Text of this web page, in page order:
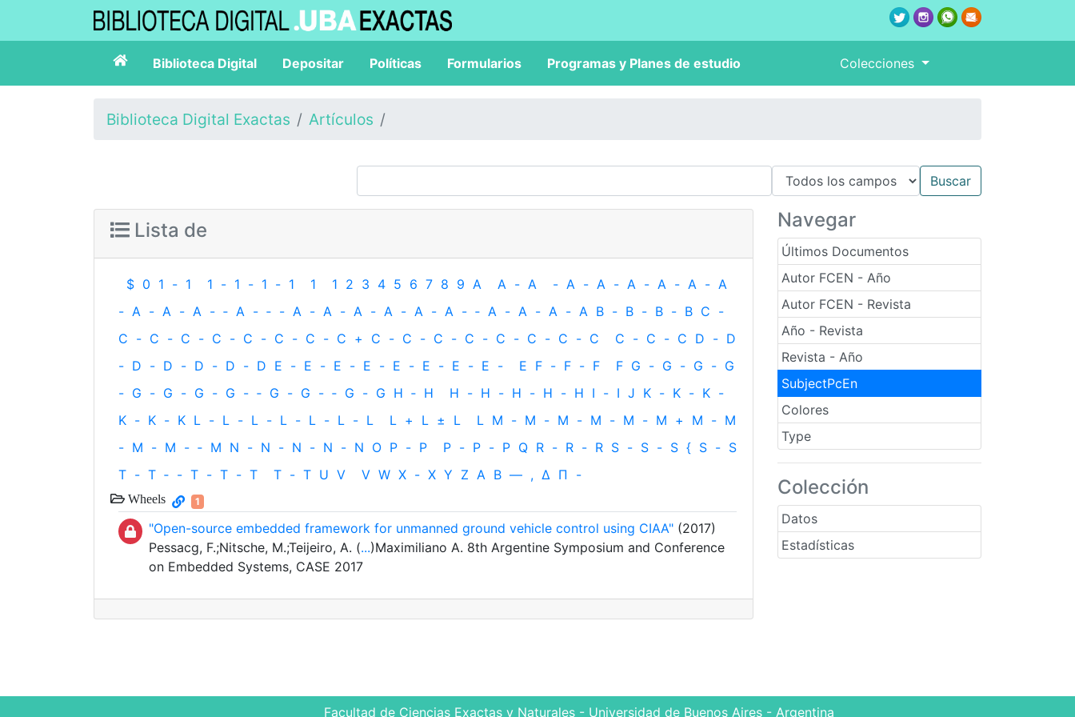
Biblioteca Digital Depositar Políticas Formularios Programas y Planes de estudio Colecciones
Biblioteca Digital Exactas Artículos
Navegar
Últimos Documentos
Autor FCEN - Año
Autor FCEN - Revista
Año - Revista
Revista - Año
SubjectPcEn
Colores
Type
Colección
Datos
Estadísticas
Lista de
$ 0 1 - 1 1 - 1 - 1 - 1 1 1 2 3 4 5 6 7 8 9 A A - A - A - A - A - A - A - A
- A - A - A - ‐ A - ‐ - A - A - A - A - A - A - ‐ A - A - A - A B - B - B - B C -
C - C - C - C - C - C - C - C + C - C - C - C - C - C - C - C C - C - C D - D
- D - D - D - D - D E - E - E - E - E - E - E - E - E F - F - F F G - G - G - G
- G - G - G - G - ‐ G - G - ‐ G - G H ‐ H H - H - H - H - H I - I J K - K - K -
K - K - K L - L - L - L - L - L - L L + L ± L L M - M - M - M - M - M + M - M
- M - M - ‐ M N - N - N - N - N O P - P P - P - P Q R - R - R S - S - S { S - S
T - T ‐ - T - T - T T - T U V V W X - X Y Z Α Β — , Δ Π -
Wheels 1
"Open-source embedded framework for unmanned ground vehicle control using CIAA" (2017)
Pessacg, F.;Nitsche, M.;Teijeiro, A. (...)Maximiliano A. 8th Argentine Symposium and Conference
on Embedded Systems, CASE 2017
Facultad de Ciencias Exactas y Naturales - Universidad de Buenos Aires - Argentina